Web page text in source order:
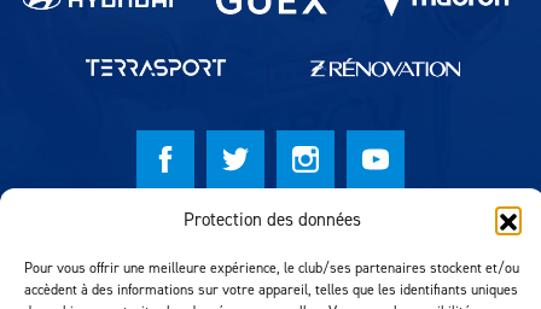
Protection des données
Pour vous offrir une meilleure expérience, le club/ses partenaires stockent et/ou
accèdent à des informations sur votre appareil, telles que les identifiants uniques
© Lausanne Sport Football Club 2026
Réalisation MTM Agency